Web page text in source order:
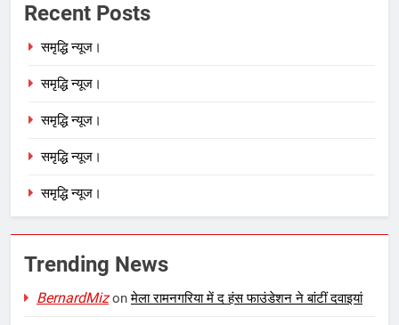
Recent Posts
समृद्धि न्यूज।
समृद्धि न्यूज।
समृद्धि न्यूज।
समृद्धि न्यूज।
समृद्धि न्यूज।
Trending News
BernardMizonमेला रामनगरिया में द हंस फाउंडेशन ने बांटीं दवाइयां